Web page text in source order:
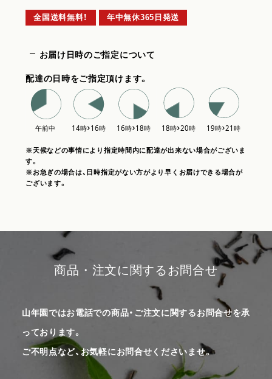
全国送料無料！ 年中無休365日発送
お届け日時のご指定について
配達の日時をご指定頂けます。
※天候などの事情により指定時間内に配達が出来ない場合がございま
す。
※お急ぎの場合は、日時指定がない方がより早くお届けできる場合が
ございます。
商品・注文に関するお問合せ
山年園ではお電話での商品・ご注文に関するお問合せを承
っております。
ご不明点など、お気軽にお問合せくださいませ。